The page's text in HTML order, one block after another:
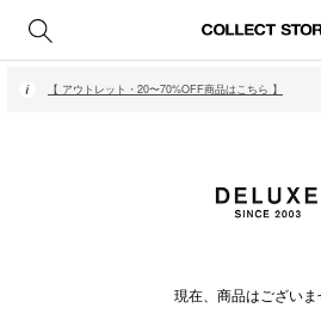
【 月〜金14時、土日祝12時までにご注文で当日発送・発
【 アウトレット・20〜70%OFF商品はこちら 】
【 月〜金14時、土日祝12時までにご注文で当日発送・発
【 アウトレット・20〜70%OFF商品はこちら 】
現在、商品はございま